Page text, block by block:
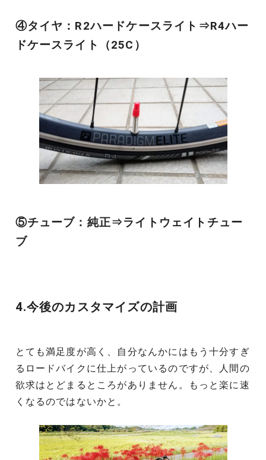
④タイヤ：R2ハードケースライト⇒R4ハー
ドケースライト（25C）
⑤チューブ：純正⇒ライトウェイトチュー
ブ
4.今後のカスタマイズの計画
とても満足度が高く、自分なんかにはもう十分すぎ
るロードバイクに仕上がっているのですが、人間の
欲求はとどまるところがありません。もっと楽に速
くなるのではないかと。